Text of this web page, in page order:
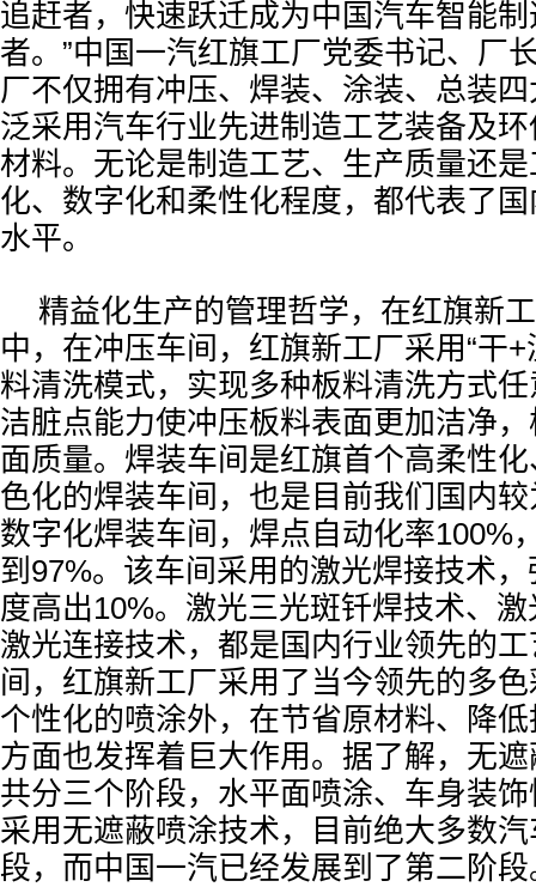
追赶者，快速跃迁成为中国汽车智能
者。”中国一汽红旗工厂党委书记、厂
厂不仅拥有冲压、焊装、涂装、总装
泛采用汽车行业先进制造工艺装备及
材料。无论是制造工艺、生产质量还
化、数字化和柔性化程度，都代表了
水平。
精益化生产的管理哲学，在红旗新
中，在冲压车间，红旗新工厂采用“干+
料清洗模式，实现多种板料清洗方式
洁脏点能力使冲压板料表面更加洁净
面质量。焊装车间是红旗首个高柔性
色化的焊装车间，也是目前我们国内
数字化焊装车间，焊点自动化率100%
到97%。该车间采用的激光焊接技术
度高出10%。激光三光斑钎焊技术、
激光连接技术，都是国内行业领先的
间，红旗新工厂采用了当今领先的多
个性化的喷涂外，在节省原材料、降
方面也发挥着巨大作用。据了解，无
共分三个阶段，水平面喷涂、车身装
采用无遮蔽喷涂技术，目前绝大多数
段，而中国一汽已经发展到了第二阶